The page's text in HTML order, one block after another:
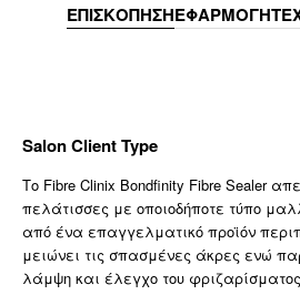
ΕΠΙΣΚΟΠΗΣΗΕΦΑΡΜΟΓΗ
Salon Client Type
Το Fibre Clinix Bondfinity Fibre Sealer
πελάτισσες με οποιοδήποτε τύπο
από ένα επαγγελματικό προϊόν
μειώνει τις σπασμένες άκρες ενώ
λάμψη και έλεγχο του